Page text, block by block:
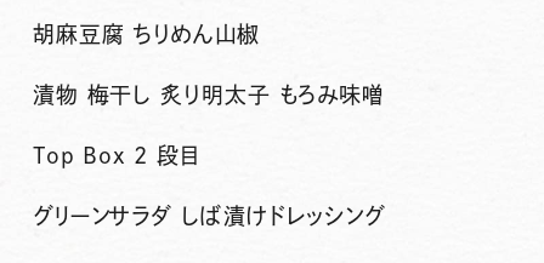
胡麻豆腐 ちりめん山椒
漬物 梅干し 炙り明太子 もろみ味噌
Top Box 2 段目
グリーンサラダ しば漬けドレッシング